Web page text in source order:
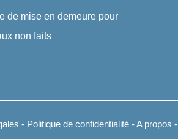
de mise en demeure pour
non faits
- Politique de confidentialité -A propos -